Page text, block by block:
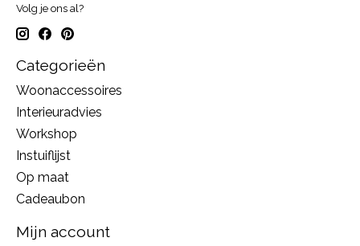
Volg je ons al?
Categorieën
Woonaccessoires
Interieuradvies
Workshop
Instuiflijst
Op maat
Cadeaubon
Mijn account